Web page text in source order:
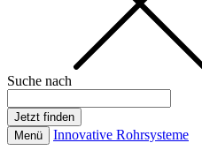
Suche nach
Menü Innovative Rohrsysteme